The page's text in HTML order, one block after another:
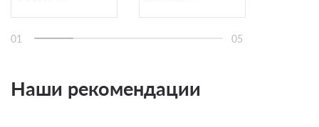
01 05
Наши рекомендации